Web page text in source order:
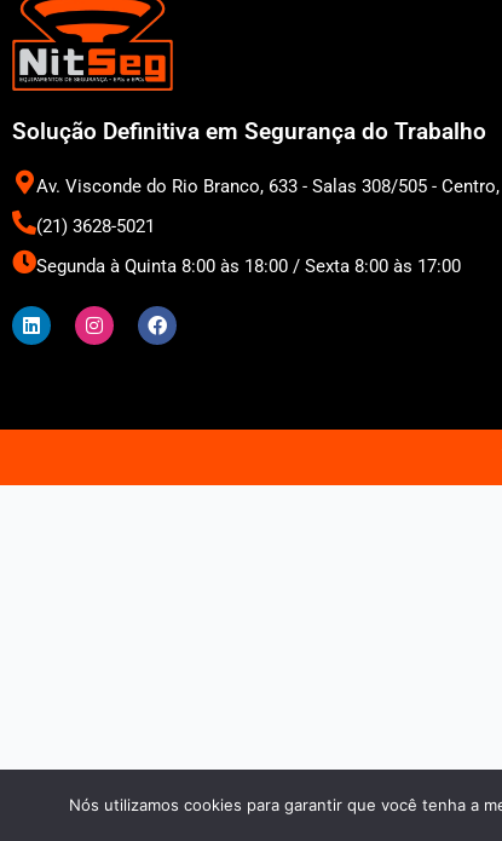
Solução Definitiva em Segurança do Trabalho
Av. Visconde do Rio Branco, 633 - Salas 308/505 -
(21) 3628-5021
Segunda à Quinta 8:00 às 18:00 / Sexta 8:00 às 17:00
i
n
k
n
n
s
t
a
a
c
e
k
Nós utilizamos cookies para garantir que você tenha a